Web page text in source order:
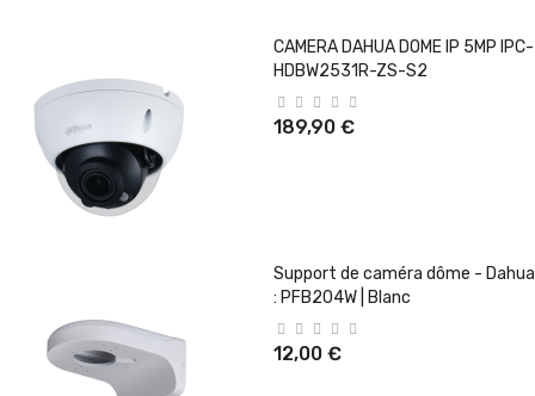
CAMERA DAHUA DOME IP 5MP IPC-
HDBW2531R-ZS-S2
189,90 €
Support de caméra dôme - Dahua
: PFB204W | Blanc
12,00 €